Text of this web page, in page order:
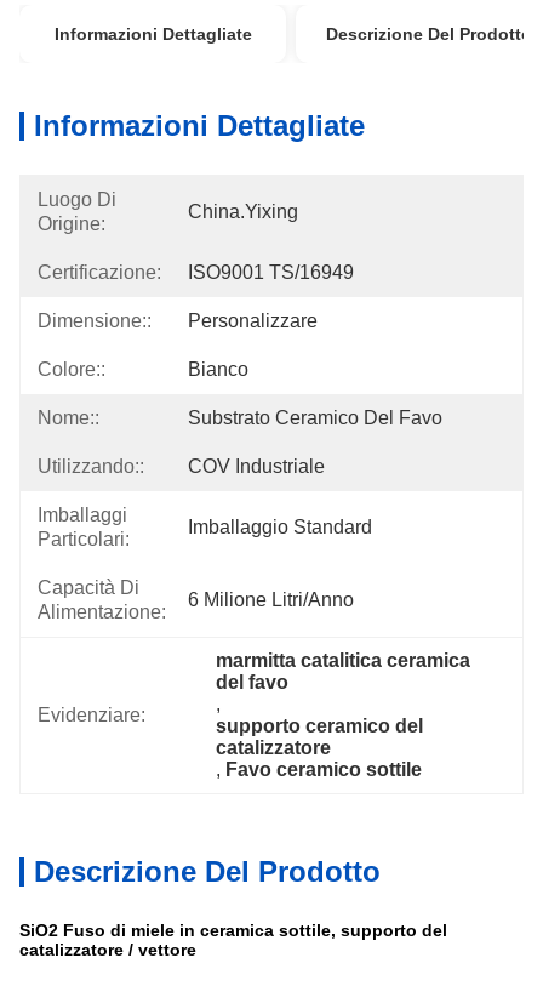
Informazioni Dettagliate Descrizione Del Prodotto
Informazioni Dettagliate
Luogo Di
Origine:
China.Yixing
Certificazione: ISO9001 TS/16949
Dimensione:: Personalizzare
Colore:: Bianco
Nome:: Substrato Ceramico Del Favo
Utilizzando:: COV Industriale
Imballaggi
Particolari:
Imballaggio Standard
Capacità Di
Alimentazione:
6 Milione Litri/anno
Evidenziare:
marmitta catalitica ceramica
del favo
,
supporto ceramico del
catalizzatore
, Favo ceramico sottile
Descrizione Del Prodotto
SiO2 Fuso di miele in ceramica sottile, supporto del
catalizzatore / vettore